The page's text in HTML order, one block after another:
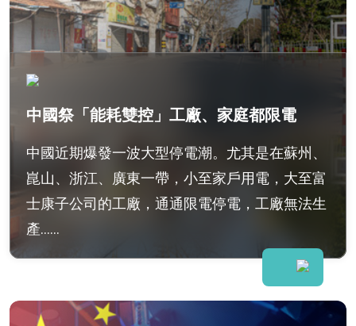
中國祭「能耗雙控」工廠、家庭都限電
中國近期爆發一波大型停電潮。尤其是在蘇州、
崑山、浙江、廣東一帶，小至家戶用電，大至富
士康子公司的工廠，通通限電停電，工廠無法生
產......